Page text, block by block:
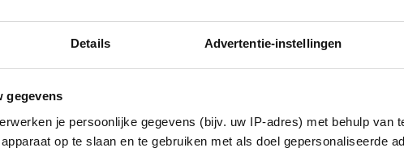
Details Advertentie-instellingen
gegevens
je persoonlijke gegevens (bijv. uw IP-adres) met behulp van
op te slaan en te gebruiken met als doel gepersonaliseerde